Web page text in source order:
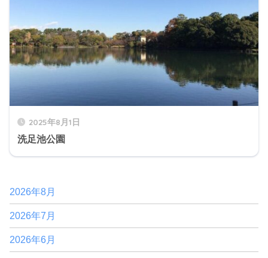
2025年8月1日
洗足池公園
2026年8月
2026年7月
2026年6月